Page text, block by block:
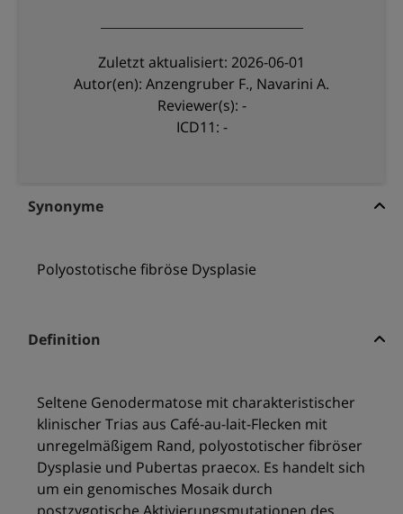
Zuletzt aktualisiert: 2026-06-01
Autor(en): Anzengruber F., Navarini A.
Reviewer(s): -
ICD11: -
Synonyme
Polyostotische fibröse Dysplasie
Definition
Seltene Genodermatose mit charakteristischer
klinischer Trias aus Café-au-lait-Flecken mit
unregelmäßigem Rand, polyostotischer fibröser
Dysplasie und Pubertas praecox. Es handelt sich
um ein genomisches Mosaik durch